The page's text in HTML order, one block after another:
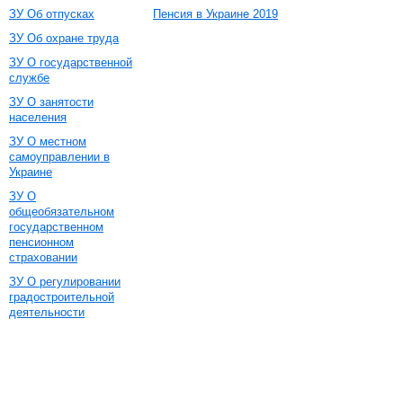
ЗУ Об отпусках
ЗУ Об охране труда
ЗУ О государственной
службе
ЗУ О занятости
населения
ЗУ О местном
самоуправлении в
Украине
ЗУ О
общеобязательном
государственном
пенсионном
страховании
ЗУ О регулировании
градостроительной
деятельности
Пенсия в Украине 2019